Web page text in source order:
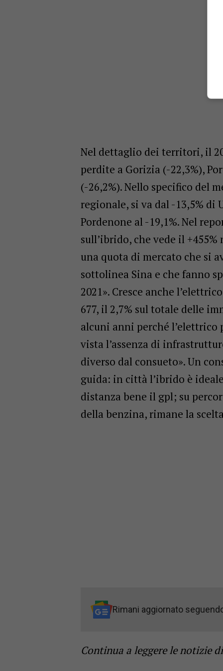
Nel dettaglio dei territori, il
perdite a Gorizia (-22,3%),
(-26,2%). Nello specifico del
regionale, si va dal -13,5% di
Pordenone al -19,1%. Nel
sull’ibrido, che vede il
una quota di mercato che si
sottolinea Sina e che fanno
2021». Cresce anche
677, il 2,7% sul totale delle
alcuni anni perché l’elettrico
vista l’assenza di
diverso dal consueto». Un
guida: in città l’ibrido è
distanza bene il gpl; su
della benzina, rimane la
Rimani aggiornato
Continua a leggere le notizie